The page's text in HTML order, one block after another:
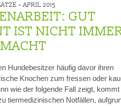
– APRIL 2015
GUT
IST NICHT
Hundebesitzer häufig davor ihren
Knochen zum fressen oder
wie der folgende Fall zeigt, kommt
tiermedizinischen Notfällen,